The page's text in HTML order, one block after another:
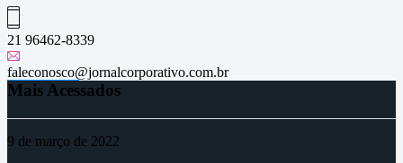
21 96462-8339
faleconosco@jornalcorporativo.com.br
Mais Acessados
9 de março de 2022